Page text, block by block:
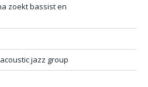
zoekt bassist en
jazz group